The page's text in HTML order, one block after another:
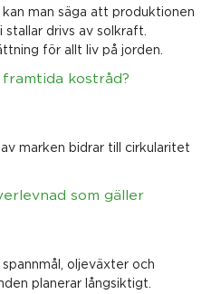
man säga att produktionen
stallar drivs av solkraft.
för allt liv på jorden.
marken bidrar till cirkularitet
oljeväxter och
planerar långsiktigt.